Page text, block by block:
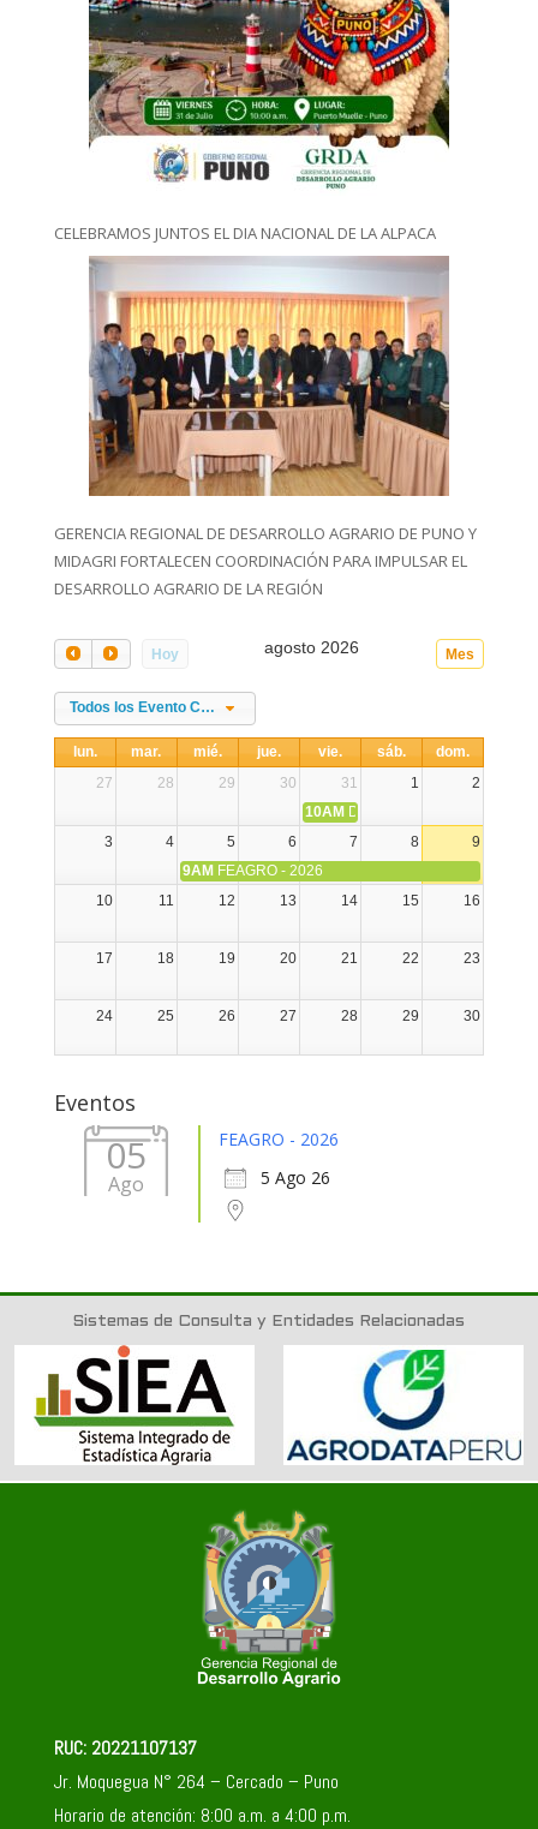
CELEBRAMOS JUNTOS EL DIA NACIONAL DE LA ALPACA
GERENCIA REGIONAL DE DESARROLLO AGRARIO DE PUNO Y
MIDAGRI FORTALECEN COORDINACIÓN PARA IMPULSAR EL
DESARROLLO AGRARIO DE LA REGIÓN
Hoy Mes
agosto 2026
Todos los Evento Categories
lun. mar. mié. jue. vie. sáb.
dom.
27
28 29 30 31 1
2
10AM DIA NACIONAL DE LA
3
4 5 6 7 8
9
9AM FEAGRO - 2026
10
11 12 13 14 15 16
17 18 19 20 21 22 23
24 25 26 27 28 29 30
Eventos
05
Ago
FEAGRO - 2026
5 Ago 26
Sistemas de Consulta y Entidades Relacionadas
RUC: 20221107137
Jr. Moquegua N° 264 – Cercado – Puno
Horario de atención: 8:00 a.m. a 4:00 p.m.